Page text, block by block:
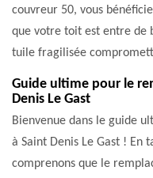
couvreur 50, vous
que votre toit est entre de
tuile fragilisée
Guide ultime pour le
Denis Le Gast
Bienvenue dans le guide
à Saint Denis Le Gast ! En
comprenons que le